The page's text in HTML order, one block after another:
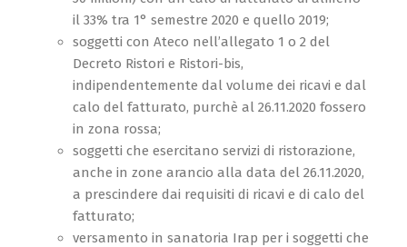
il 33% tra 1° semestre 2020 e quello 2019;
soggetti con Ateco nell’allegato 1 o 2 del
Decreto Ristori e Ristori-bis,
indipendentemente dal volume dei ricavi e dal
calo del fatturato, purchè al 26.11.2020 fossero
in zona rossa;
soggetti che esercitano servizi di ristorazione,
anche in zone arancio alla data del 26.11.2020,
a prescindere dai requisiti di ricavi e di calo del
fatturato;
versamento in sanatoria Irap per i soggetti che